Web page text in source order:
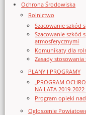
Ochrona Środowiska
Rolnictwo
Szacowanie szkód
Szacowanie szkód
atmosferycznymi
Komunikaty dla
Zasady
PLANY I PROGRAMY
„PROGRAM
NA LATA 2019-2022
Program opieki
Ogloszenie